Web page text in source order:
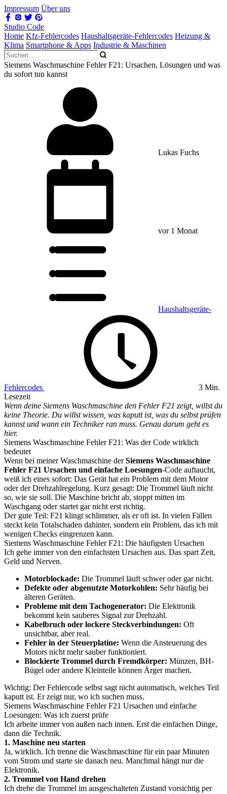
Impressum Über uns
Studio Code
Home Kfz-Fehlercodes Haushaltsgeräte-Fehlercodes Heizung &
Klima Smartphone & Apps Industrie & Maschinen
Siemens Waschmaschine Fehler F21: Ursachen, Lösungen und was
du sofort tun kannst
Lukas Fuchs
vor 1 Monat
Haushaltsgeräte-
Fehlercodes
3 Min.
Lesezeit
Wenn deine Siemens Waschmaschine den Fehler F21 zeigt, willst du
keine Theorie. Du willst wissen, was kaputt ist, was du selbst prüfen
kannst und wann ein Techniker ran muss. Genau darum geht es
hier.
Siemens Waschmaschine Fehler F21: Was der Code wirklich
bedeutet
Wenn bei meiner Waschmaschine derSiemens Waschmaschine
Fehler F21 Ursachen und einfache Loesungen-Code auftaucht,
weiß ich eines sofort: Das Gerät hat ein Problem mit dem Motor
oder der Drehzahlregelung. Kurz gesagt: Die Trommel läuft nicht
so, wie sie soll. Die Maschine bricht ab, stoppt mitten im
Waschgang oder startet gar nicht erst richtig.
Der gute Teil: F21 klingt schlimmer, als er oft ist. In vielen Fällen
steckt kein Totalschaden dahinter, sondern ein Problem, das ich mit
wenigen Checks eingrenzen kann.
Siemens Waschmaschine Fehler F21: Die häufigsten Ursachen
Ich gehe immer von den einfachsten Ursachen aus. Das spart Zeit,
Geld und Nerven.
Motorblockade: Die Trommel läuft schwer oder gar nicht.
Defekte oder abgenutzte Motorkohlen: Sehr häufig bei
älteren Geräten.
Probleme mit dem Tachogenerator: Die Elektronik
bekommt kein sauberes Signal zur Drehzahl.
Kabelbruch oder lockere Steckverbindungen: Oft
unsichtbar, aber real.
Fehler in der Steuerplatine: Wenn die Ansteuerung des
Motors nicht mehr sauber funktioniert.
Blockierte Trommel durch Fremdkörper: Münzen, BH-
Bügel oder andere Kleinteile können Ärger machen.
Wichtig: Der Fehlercode selbst sagt nicht automatisch, welches Teil
kaputt ist. Er zeigt nur, wo ich suchen muss.
Siemens Waschmaschine Fehler F21 Ursachen und einfache
Loesungen: Was ich zuerst prüfe
Ich arbeite immer von außen nach innen. Erst die einfachen Dinge,
dann die Technik.
1. Maschine neu starten
Ja, wirklich. Ich trenne die Waschmaschine für ein paar Minuten
vom Strom und starte sie danach neu. Manchmal hängt nur die
Elektronik.
2. Trommel von Hand drehen
Ich drehe die Trommel im ausgeschalteten Zustand vorsichtig per